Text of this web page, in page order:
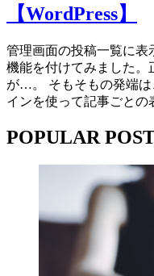
【WordPress】
管理画面の投稿一覧に表
機能を付けてみました。
が…。 そもそもの発端は
インを使って記事ごとの
POPULAR